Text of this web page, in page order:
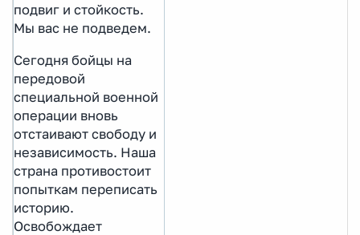
подвиг и стойкость.
Мы вас не подведем.
Сегодня бойцы на
передовой
специальной военной
операции вновь
отстаивают свободу и
независимость. Наша
страна противостоит
попыткам переписать
историю.
Освобождает